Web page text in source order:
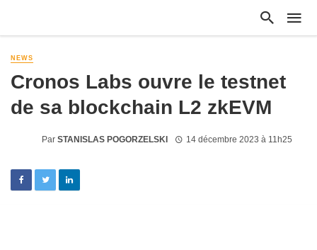
NEWS
Cronos Labs ouvre le testnet
de sa blockchain L2 zkEVM
Par STANISLAS POGORZELSKI 14 décembre 2023 à 11h25